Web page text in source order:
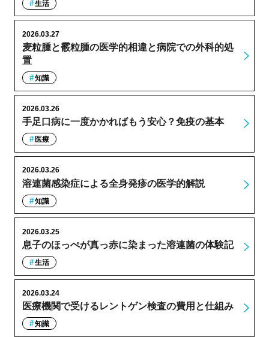
生活
麦粒腫と霰粒腫の医学的相違と病院での外科的処
置
2026.03.27
知識
手足口病に一度かかればもう安心？免疫の基本
2026.03.26
医療
溶連菌感染症による全身発疹の医学的解説
2026.03.26
知識
息子のほっぺが真っ赤に染まった溶連菌の体験記
2026.03.25
生活
医療機関で受けるレントゲン検査の費用と仕組み
2026.03.24
知識